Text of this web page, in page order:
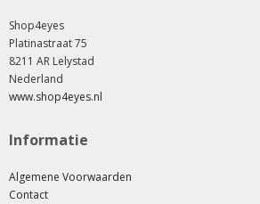
Shop4eyes
Platinastraat 75
8211 AR Lelystad
Nederland
www.shop4eyes.nl
Informatie
Algemene Voorwaarden
Contact